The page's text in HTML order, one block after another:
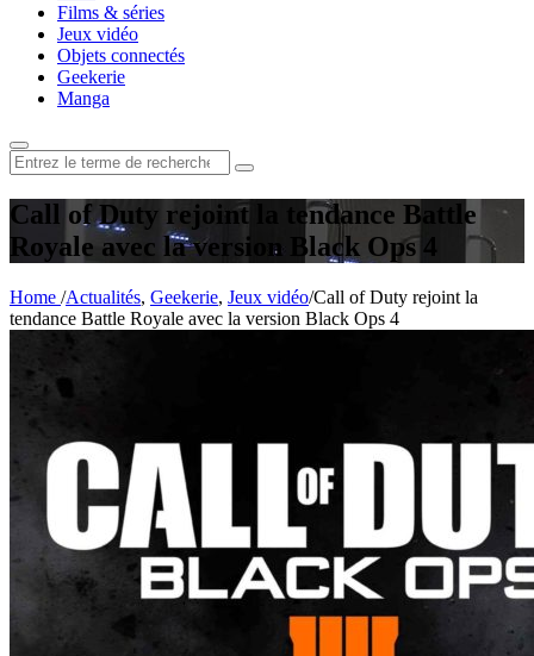
Films & séries
Jeux vidéo
Objets connectés
Geekerie
Manga
Rechercher
:
Call of Duty rejoint la tendance Battle
Royale avec la version Black Ops 4
Home /Actualités, Geekerie, Jeux vidéo/Call of Duty rejoint la
tendance Battle Royale avec la version Black Ops 4